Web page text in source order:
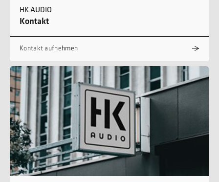
HK AUDIO
Kontakt
Kontakt aufnehmen